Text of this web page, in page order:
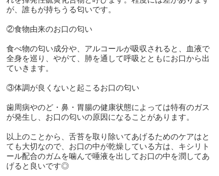
が、誰もが持ちうる匂いです。
②食物由来のお口の匂い
食べ物の匂い成分や、アルコールが吸収されると、血液で
全身を巡り、やがて、肺を通して呼吸とともにお口から出
ていきます。
③体調が良くないと起こるお口の匂い
歯周病やのど・鼻・胃腸の健康状態によっては特有のガス
が発生し、お口の匂いの原因になることがあります。
以上のことから、舌苔を取り除いてあげるためのケアはと
ても大切なので、お口の中が乾燥している方は、キシリト
ール配合のガムを噛んで唾液を出してお口の中を潤してあ
げると良いです◎